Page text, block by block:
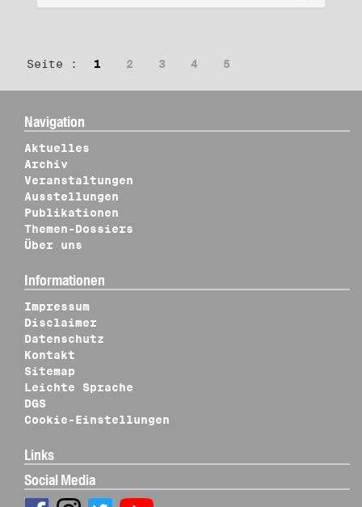
Seite : 1 2 3 4 5
Navigation
Aktuelles
Archiv
Veranstaltungen
Ausstellungen
Publikationen
Themen-Dossiers
Über uns
Informationen
Impressum
Disclaimer
Datenschutz
Kontakt
Sitemap
Leichte Sprache
DGS
Cookie-Einstellungen
Links
Social Media